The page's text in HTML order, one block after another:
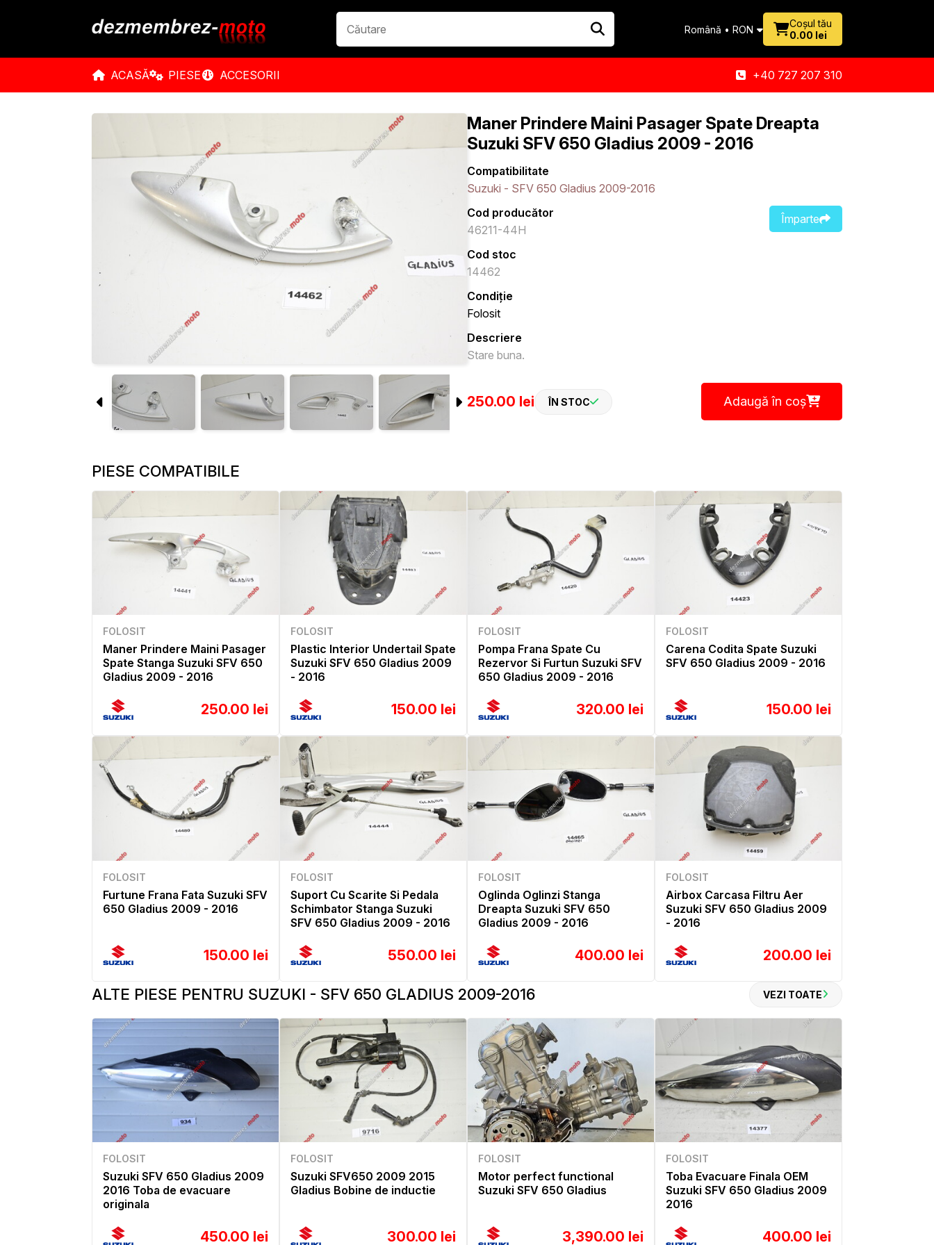
Română • RON
Coșul tău
0.00 lei
ACASĂ PIESE ACCESORII +40 727 207 310
Maner Prindere Maini Pasager Spate Dreapta
Suzuki SFV 650 Gladius 2009 - 2016
Compatibilitate
Suzuki - SFV 650 Gladius 2009-2016
Împarte
Cod producător
46211-44H
Cod stoc
14462
Condiție
Folosit
Descriere
Stare buna.
250.00 lei ÎN STOC Adaugă în coș
PIESE COMPATIBILE
FOLOSIT
Maner Prindere Maini Pasager
Spate Stanga Suzuki SFV 650
Gladius 2009 - 2016
250.00 lei
FOLOSIT
Plastic Interior Undertail Spate
Suzuki SFV 650 Gladius 2009
- 2016
150.00 lei
FOLOSIT
Pompa Frana Spate Cu
Rezervor Si Furtun Suzuki SFV
650 Gladius 2009 - 2016
320.00 lei
FOLOSIT
Carena Codita Spate Suzuki
SFV 650 Gladius 2009 - 2016
150.00 lei
FOLOSIT
Furtune Frana Fata Suzuki SFV
650 Gladius 2009 - 2016
150.00 lei
FOLOSIT
Suport Cu Scarite Si Pedala
Schimbator Stanga Suzuki
SFV 650 Gladius 2009 - 2016
550.00 lei
FOLOSIT
Oglinda Oglinzi Stanga
Dreapta Suzuki SFV 650
Gladius 2009 - 2016
400.00 lei
FOLOSIT
Airbox Carcasa Filtru Aer
Suzuki SFV 650 Gladius 2009
- 2016
200.00 lei
ALTE PIESE PENTRU SUZUKI - SFV 650 GLADIUS 2009-2016 VEZI TOATE
FOLOSIT
Suzuki SFV 650 Gladius 2009
2016 Toba de evacuare
originala
450.00 lei
FOLOSIT
Suzuki SFV650 2009 2015
Gladius Bobine de inductie
300.00 lei
FOLOSIT
Motor perfect functional
Suzuki SFV 650 Gladius
3,390.00 lei
FOLOSIT
Toba Evacuare Finala OEM
Suzuki SFV 650 Gladius 2009
2016
400.00 lei